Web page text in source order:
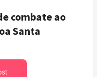
combate ao
Santa